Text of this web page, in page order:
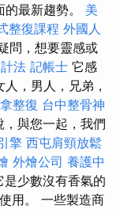
最新趨勢。 美
整復課程 外國人
問，想要靈感或
法 記帳士 它感
，男人，兄弟，
整復 台中整骨神
，與您一起，我們
擎 西屯肩頸放鬆
外燴公司 養護中
少數沒有香氣的
用。 一些製造商